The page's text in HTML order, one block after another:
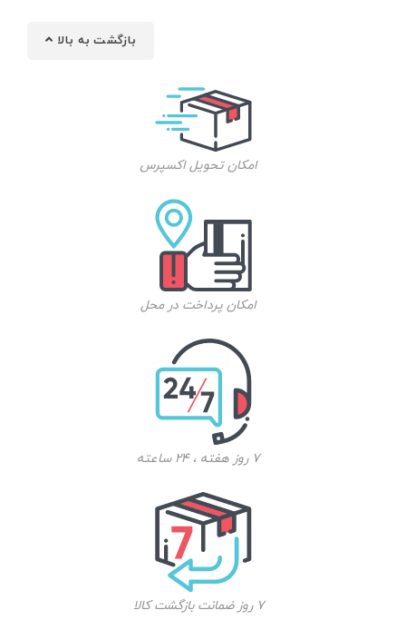
بازگشت به بالا
امکان تحویل اکسپرس
امکان پرداخت در محل
7 روز هفته ، 24 ساعته
7 روز ضمانت بازگشت کالا